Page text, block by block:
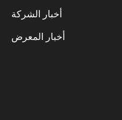
أخبار الشركة
أخبار المعرض